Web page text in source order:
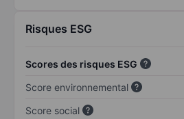
Risques ESG
Scores des risques ESG
Score environnemental
Score social